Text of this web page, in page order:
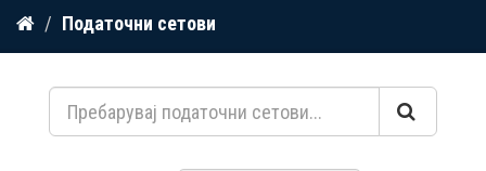
Прескокнете
содржина
Податочни сетови